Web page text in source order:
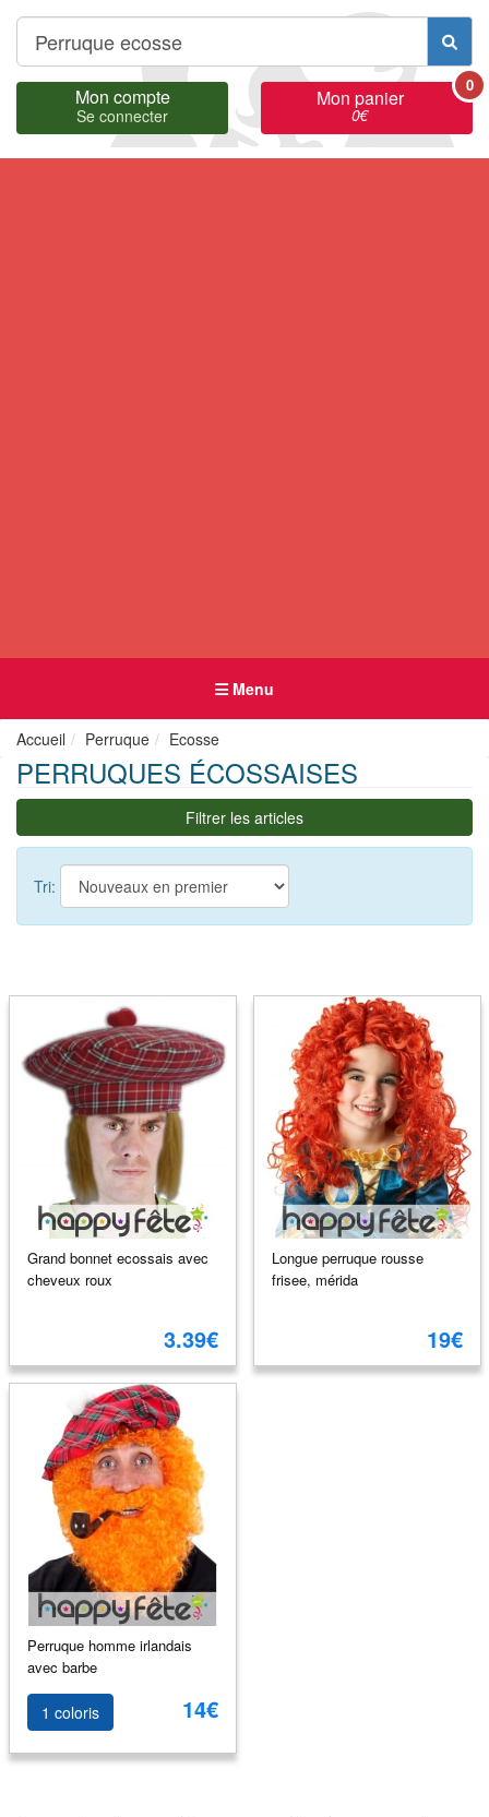
Mon compte
Se connecter
Mon panier
0€
0
Menu
Accueil Perruque Ecosse
PERRUQUES ÉCOSSAISES
Filtrer les articles
Tri:
Grand bonnet ecossais avec
cheveux roux
3.39€
Longue perruque rousse
frisee, mérida
19€
Perruque homme irlandais
avec barbe
1 coloris 14€